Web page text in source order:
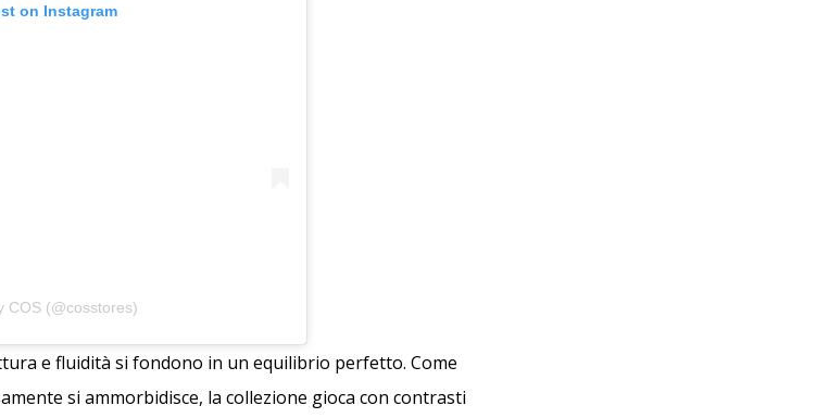
on Instagram
COS (@cosstores)
e fluidità si fondono in un equilibrio perfetto. Come
si ammorbidisce, la collezione gioca con contrasti